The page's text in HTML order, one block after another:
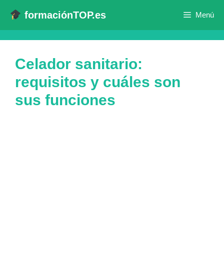
contenido
formaciónTOP.es Menú
Celador sanitario:
requisitos y cuáles son
sus funciones